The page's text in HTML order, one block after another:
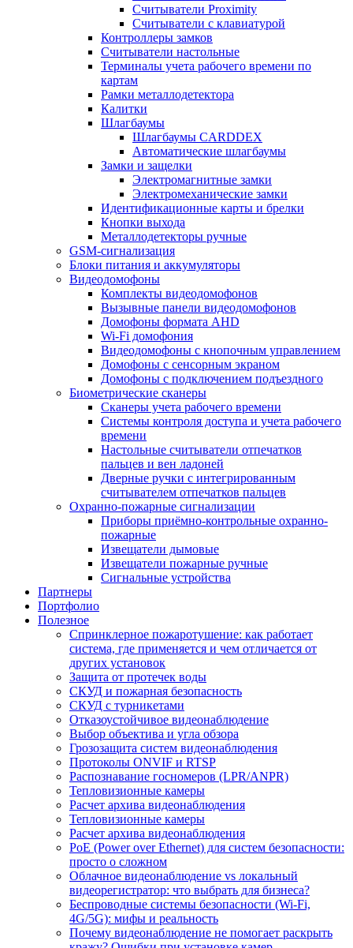
Считыватели Proximity
Считыватели с клавиатурой
Контроллеры замков
Считыватели настольные
Терминалы учета рабочего времени по
картам
Рамки металлодетектора
Калитки
Шлагбаумы
Шлагбаумы CARDDEX
Автоматические шлагбаумы
Замки и защелки
Электромагнитные замки
Электромеханические замки
Идентификационные карты и брелки
Кнопки выхода
Металлодетекторы ручные
GSM-сигнализация
Блоки питания и аккумуляторы
Видеодомофоны
Комплекты видеодомофонов
Вызывные панели видеодомофонов
Домофоны формата AHD
Wi-Fi домофония
Видеодомофоны с кнопочным управлением
Домофоны с сенсорным экраном
Домофоны с подключением подъездного
Биометрические сканеры
Сканеры учета рабочего времени
Системы контроля доступа и учета рабочего
времени
Настольные считыватели отпечатков
пальцев и вен ладоней
Дверные ручки с интегрированным
считывателем отпечатков пальцев
Охранно-пожарные сигнализации
Приборы приёмно-контрольные охранно-
пожарные
Извещатели дымовые
Извещатели пожарные ручные
Сигнальные устройства
Партнеры
Портфолио
Полезное
Спринклерное пожаротушение: как работает
система, где применяется и чем отличается от
других установок
Защита от протечек воды
СКУД и пожарная безопасность
СКУД с турникетами
Отказоустойчивое видеонаблюдение
Выбор объектива и угла обзора
Грозозащита систем видеонаблюдения
Протоколы ONVIF и RTSP
Распознавание госномеров (LPR/ANPR)
Тепловизионные камеры
Расчет архива видеонаблюдения
Тепловизионные камеры
Расчет архива видеонаблюдения
PoE (Power over Ethernet) для систем безопасности:
просто о сложном
Облачное видеонаблюдение vs локальный
видеорегистратор: что выбрать для бизнеса?
Беспроводные системы безопасности (Wi-Fi,
4G/5G): мифы и реальность
Почему видеонаблюдение не помогает раскрыть